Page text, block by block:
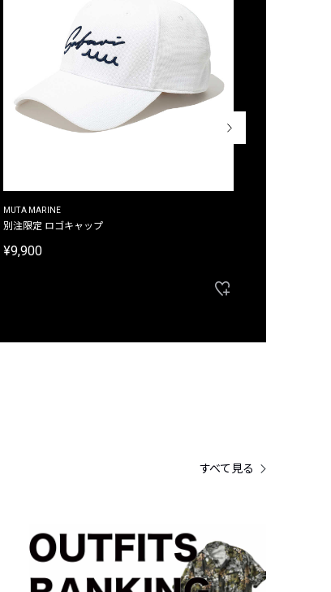
MUTA MARINE
別注限定 ロゴキャップ
¥9,900
すべて見る